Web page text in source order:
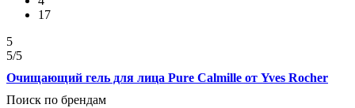
17
5
5/5
Очищающий гель для лица Pure Calmille от Yves Rocher
Поиск по брендам